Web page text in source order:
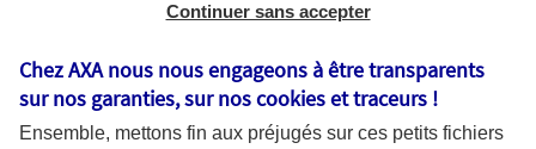
Sièges sociaux : 313 Terrasses de l’Arche –
Coordonnées de l'Autorité de contrôle
prudentiel et de résolution (ACPR) : - 4
Continuer sans accepter
Chez AXA nous nous engageons à être transparents
sur nos garanties, sur noscookies et traceurs !
Ensemble, mettons fin aux préjugés sur ces petits fichiers